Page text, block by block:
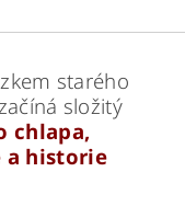
starého
složitý
chlapa,
a historie